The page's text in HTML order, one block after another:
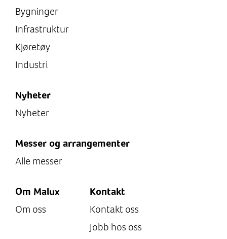
Bygninger
Infrastruktur
Kjøretøy
Industri
Nyheter
Nyheter
Messer og arrangementer
Alle messer
Om Malux
Om oss
Kontakt
Kontakt oss
Jobb hos oss